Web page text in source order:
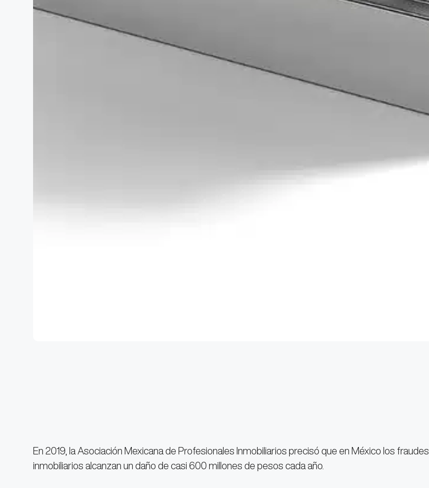
En 2019, la Asociación Mexicana de Profesionales Inmobiliarios precisó que en México los fraudes
inmobiliarios alcanzan un daño de casi 600 millones de pesos cada año.